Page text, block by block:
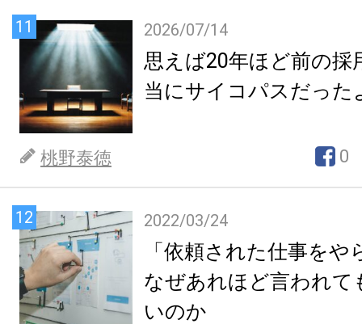
11 2026/07/14
思えば20年ほど前の採
当にサイコパスだった
桃野泰徳 0
12 2022/03/24
「依頼された仕事を
なぜあれほど言われて
いのか